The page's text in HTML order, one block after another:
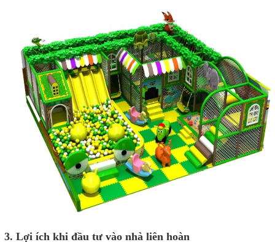
3. Lợi ích khi đầu tư vào nhà liên hoàn